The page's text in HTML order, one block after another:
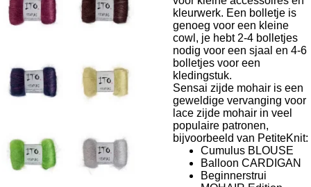
kleurwerk. Een bolletje is
genoeg voor een kleine
cowl, je hebt 2-4 bolletjes
nodig voor een sjaal en 4-6
bolletjes voor een
kledingstuk.
Sensai zijde mohair is een
geweldige vervanging voor
lace zijde mohair in veel
populaire patronen,
bijvoorbeeld van PetiteKnit:
Cumulus BLOUSE
Balloon CARDIGAN
Beginnerstrui